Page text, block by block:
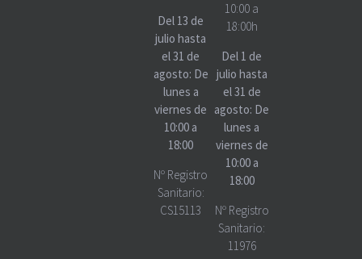
Del 13 de
julio hasta
el 31 de
agosto: De
lunes a
viernes de
10:00 a
18:00
Nº Registro
Sanitario:
CS15113
10:00 a
18:00h
Del 1 de
julio hasta
el 31 de
agosto: De
lunes a
viernes de
10:00 a
18:00
Nº Registro
Sanitario:
11976